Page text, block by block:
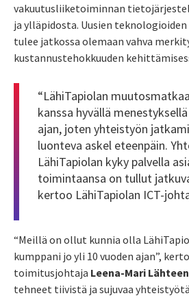
vakuutusliiketoiminnan
ja ylläpidosta. Uusien
tulee jatkossa olemaan vahva
kustannustehokkuuden
“LähiTapiolan
kanssa hyvällä
ajan, joten yhteistyön
luonteva askel eteenpäin.
LähiTapiolan kyky palvella
toimintaansa on tullut
kertoo LähiTapiolan ICT-
“Meillä on ollut kunnia olla
kumppani jo yli 10 vuoden ajan”,
toimitusjohtaja Leena-Mari
tehneet tiivistä ja sujuvaa